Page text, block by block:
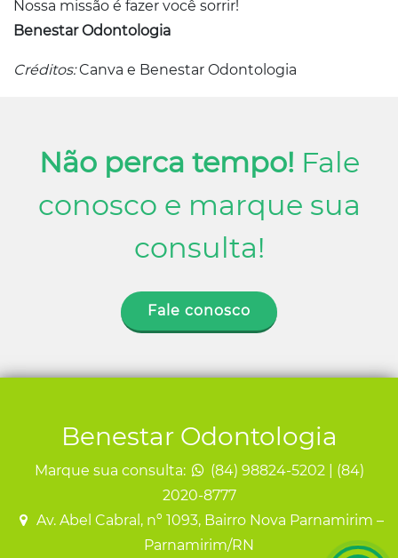
Nossa missão é fazer você sorrir!
Benestar Odontologia
Créditos:Canva e Benestar Odontologia
Não perca tempo! Fale
conosco e marque sua
consulta!
Fale conosco
Benestar Odontologia
Marque sua consulta:
(84) 98824-5202 | (84)
2020-8777
Av. Abel Cabral, nº 1093, Bairro Nova Parnamirim –
Parnamirim/RN